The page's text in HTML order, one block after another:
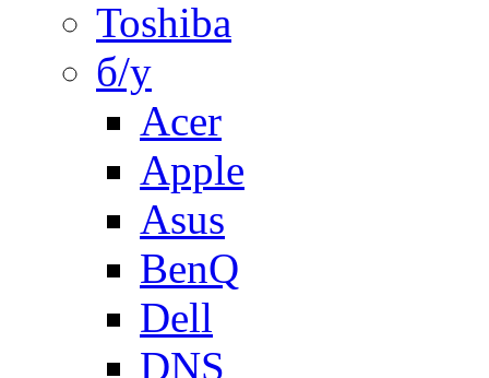
Toshiba
б/у
Acer
Apple
Asus
BenQ
Dell
DNS